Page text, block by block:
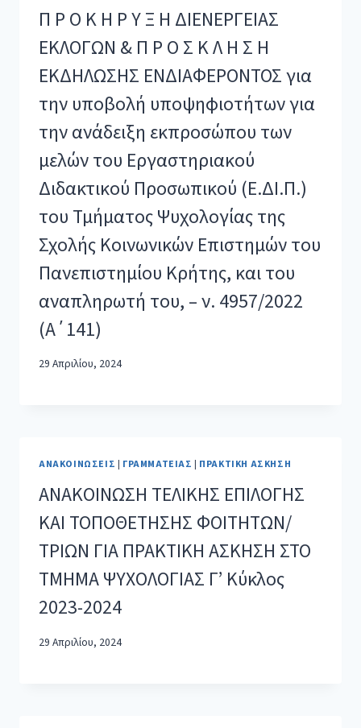
Π Ρ Ο Κ Η Ρ Υ Ξ Η ΔΙΕΝΕΡΓΕΙΑΣ
ΕΚΛΟΓΩΝ & Π Ρ Ο Σ Κ Λ Η Σ Η
ΕΚΔΗΛΩΣΗΣ ΕΝΔΙΑΦΕΡΟΝΤΟΣ για
την υποβολή υποψηφιοτήτων για
την ανάδειξη εκπροσώπου των
μελών του Εργαστηριακού
Διδακτικού Προσωπικού (Ε.ΔΙ.Π.)
του Τμήματος Ψυχολογίας της
Σχολής Κοινωνικών Επιστημών του
Πανεπιστημίου Κρήτης, και του
αναπληρωτή του, – ν. 4957/2022
(Α΄141)
29 Απριλίου, 2024
ΑΝΑΚΟΙΝΏΣΕΙΣ ΓΡΑΜΜΑΤΕΊΑΣ ΠΡΑΚΤΙΚΉ ΆΣΚΗΣΗ
ΑΝΑΚΟΙΝΩΣΗ ΤΕΛΙΚΗΣ ΕΠΙΛΟΓΗΣ
ΚΑΙ ΤΟΠΟΘΕΤΗΣΗΣ ΦΟΙΤΗΤΩΝ/
ΤΡΙΩΝ ΓΙΑ ΠΡΑΚΤΙΚΗ ΑΣΚΗΣΗ ΣΤΟ
ΤΜΗΜΑ ΨΥΧΟΛΟΓΙΑΣ Γ’ Κύκλος
2023-2024
29 Απριλίου, 2024